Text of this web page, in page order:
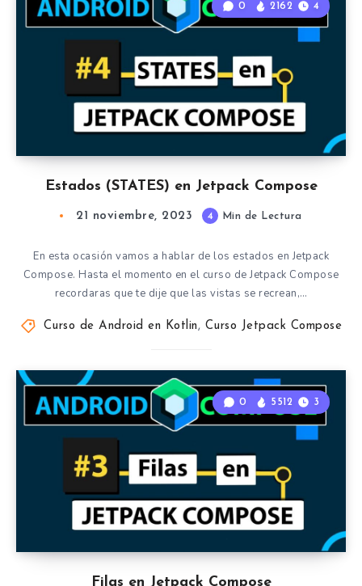
Estados (STATES) en Jetpack Compose
0 2162 4
21 noviembre, 2023 4 Min de Lectura
En esta ocasión vamos a hablar de los estados en Jetpack
Compose. Hasta el momento en el curso de Jetpack Compose
recordaras que te dije que las vistas se recrean,…
Curso de Android en Kotlin, Curso Jetpack Compose
Filas en Jetpack Compose
0 5512 3